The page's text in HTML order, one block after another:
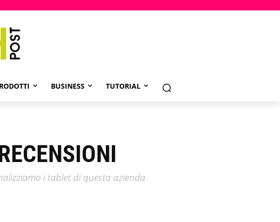
BUSINESS TUTORIAL
i tablet di questa azienda.